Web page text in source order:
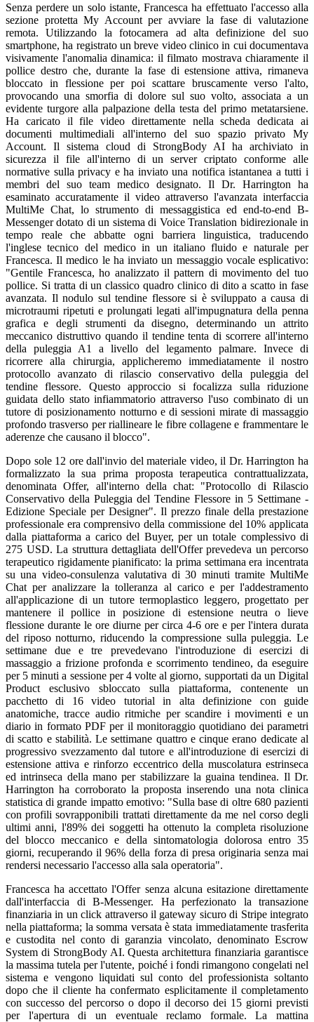
Senza perdere un solo istante, Francesca ha effettuato l'accesso alla
sezione protetta My Account per avviare la fase di valutazione
remota. Utilizzando la fotocamera ad alta definizione del suo
smartphone, ha registrato un breve video clinico in cui documentava
visivamente l'anomalia dinamica: il filmato mostrava chiaramente il
pollice destro che, durante la fase di estensione attiva, rimaneva
bloccato in flessione per poi scattare bruscamente verso l'alto,
provocando una smorfia di dolore sul suo volto, associata a un
evidente turgore alla palpazione della testa del primo metatarsiene.
Ha caricato il file video direttamente nella scheda dedicata ai
documenti multimediali all'interno del suo spazio privato My
Account. Il sistema cloud di StrongBody AI ha archiviato in
sicurezza il file all'interno di un server criptato conforme alle
normative sulla privacy e ha inviato una notifica istantanea a tutti i
membri del suo team medico designato. Il Dr. Harrington ha
esaminato accuratamente il video attraverso l'avanzata interfaccia
MultiMe Chat, lo strumento di messaggistica ed end-to-end B-
Messenger dotato di un sistema di Voice Translation bidirezionale in
tempo reale che abbatte ogni barriera linguistica, traducendo
l'inglese tecnico del medico in un italiano fluido e naturale per
Francesca. Il medico le ha inviato un messaggio vocale esplicativo:
"Gentile Francesca, ho analizzato il pattern di movimento del tuo
pollice. Si tratta di un classico quadro clinico di dito a scatto in fase
avanzata. Il nodulo sul tendine flessore si è sviluppato a causa di
microtraumi ripetuti e prolungati legati all'impugnatura della penna
grafica e degli strumenti da disegno, determinando un attrito
meccanico distruttivo quando il tendine tenta di scorrere all'interno
della puleggia A1 a livello del legamento palmare. Invece di
ricorrere alla chirurgia, applicheremo immediatamente il nostro
protocollo avanzato di rilascio conservativo della puleggia del
tendine flessore. Questo approccio si focalizza sulla riduzione
guidata dello stato infiammatorio attraverso l'uso combinato di un
tutore di posizionamento notturno e di sessioni mirate di massaggio
profondo trasverso per riallineare le fibre collagene e frammentare le
aderenze che causano il blocco".
Dopo sole 12 ore dall'invio del materiale video, il Dr. Harrington ha
formalizzato la sua prima proposta terapeutica contrattualizzata,
denominata Offer, all'interno della chat: "Protocollo di Rilascio
Conservativo della Puleggia del Tendine Flessore in 5 Settimane -
Edizione Speciale per Designer". Il prezzo finale della prestazione
professionale era comprensivo della commissione del 10% applicata
dalla piattaforma a carico del Buyer, per un totale complessivo di
275 USD. La struttura dettagliata dell'Offer prevedeva un percorso
terapeutico rigidamente pianificato: la prima settimana era incentrata
su una video-consulenza valutativa di 30 minuti tramite MultiMe
Chat per analizzare la tolleranza al carico e per l'addestramento
all'applicazione di un tutore termoplastico leggero, progettato per
mantenere il pollice in posizione di estensione neutra o lieve
flessione durante le ore diurne per circa 4-6 ore e per l'intera durata
del riposo notturno, riducendo la compressione sulla puleggia. Le
settimane due e tre prevedevano l'introduzione di esercizi di
massaggio a frizione profonda e scorrimento tendineo, da eseguire
per 5 minuti a sessione per 4 volte al giorno, supportati da un Digital
Product esclusivo sbloccato sulla piattaforma, contenente un
pacchetto di 16 video tutorial in alta definizione con guide
anatomiche, tracce audio ritmiche per scandire i movimenti e un
diario in formato PDF per il monitoraggio quotidiano dei parametri
di scatto e stabilità. Le settimane quattro e cinque erano dedicate al
progressivo svezzamento dal tutore e all'introduzione di esercizi di
estensione attiva e rinforzo eccentrico della muscolatura estrinseca
ed intrinseca della mano per stabilizzare la guaina tendinea. Il Dr.
Harrington ha corroborato la proposta inserendo una nota clinica
statistica di grande impatto emotivo: "Sulla base di oltre 680 pazienti
con profili sovrapponibili trattati direttamente da me nel corso degli
ultimi anni, l'89% dei soggetti ha ottenuto la completa risoluzione
del blocco meccanico e della sintomatologia dolorosa entro 35
giorni, recuperando il 96% della forza di presa originaria senza mai
rendersi necessario l'accesso alla sala operatoria".
Francesca ha accettato l'Offer senza alcuna esitazione direttamente
dall'interfaccia di B-Messenger. Ha perfezionato la transazione
finanziaria in un click attraverso il gateway sicuro di Stripe integrato
nella piattaforma; la somma versata è stata immediatamente trasferita
e custodita nel conto di garanzia vincolato, denominato Escrow
System di StrongBody AI. Questa architettura finanziaria garantisce
la massima tutela per l'utente, poiché i fondi rimangono congelati nel
sistema e vengono liquidati sul conto del professionista soltanto
dopo che il cliente ha confermato esplicitamente il completamento
con successo del percorso o dopo il decorso dei 15 giorni previsti
per l'apertura di un eventuale reclamo formale. La mattina